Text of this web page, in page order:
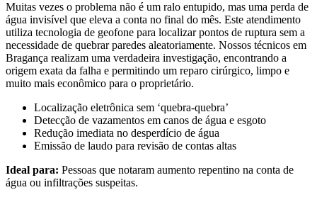
Muitas vezes o problema não é um ralo entupido, mas uma perda de
água invisível que eleva a conta no final do mês. Este atendimento
utiliza tecnologia de geofone para localizar pontos de ruptura sem a
necessidade de quebrar paredes aleatoriamente. Nossos técnicos em
Bragança realizam uma verdadeira investigação, encontrando a
origem exata da falha e permitindo um reparo cirúrgico, limpo e
muito mais econômico para o proprietário.
Localização eletrônica sem ‘quebra-quebra’
Detecção de vazamentos em canos de água e esgoto
Redução imediata no desperdício de água
Emissão de laudo para revisão de contas altas
Ideal para: Pessoas que notaram aumento repentino na conta de
água ou infiltrações suspeitas.